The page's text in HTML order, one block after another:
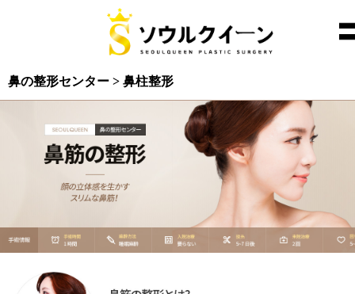
鼻の整形センター > 鼻柱整形